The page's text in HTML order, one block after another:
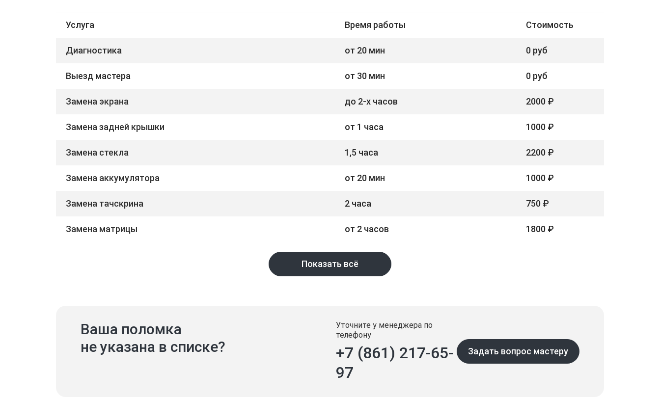
Услуга Время работы Стоимость
Диагностика от 20 мин 0 руб
Выезд мастера от 30 мин 0 руб
Замена экрана до 2-х часов 2000 ₽
Замена задней крышки от 1 часа 1000 ₽
Замена стекла 1,5 часа 2200 ₽
Замена аккумулятора от 20 мин 1000 ₽
Замена тачскрина 2 часа 750 ₽
Замена матрицы от 2 часов 1800 ₽
Показать всё
Ваша поломка
не указана в списке?
Уточните у менеджера по
телефону
+7 (861) 217-65-
97
Задать вопрос мастеру